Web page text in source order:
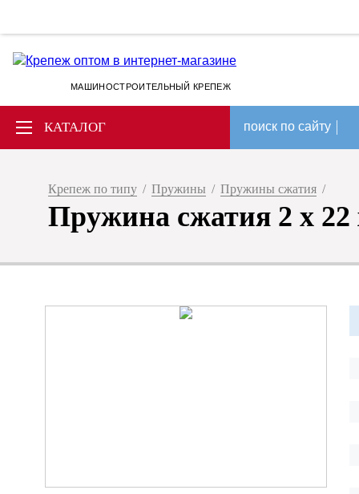
МАШИНОСТРОИТЕЛЬНЫЙ КРЕПЕЖ
КАТАЛОГ поиск по сайту
Крепеж по типу / Пружины / Пружины сжатия /
Пружина сжатия 2 x 22